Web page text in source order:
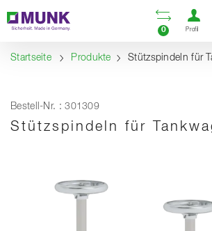
Inhalt
Inhaltsverzeichnis
Navigation
0 Profil
Startseite Produkte Stützspindeln für
Bestell-Nr. : 301309
Stützspindeln für